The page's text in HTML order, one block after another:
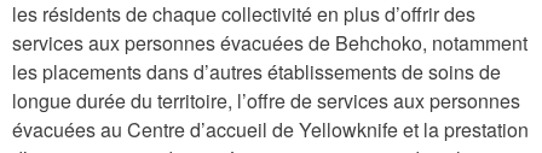
les résidents de chaque collectivité en plus d’offrir des
services aux personnes évacuées de Behchoko, notamment
les placements dans d’autres établissements de soins de
longue durée du territoire, l’offre de services aux personnes
évacuées au Centre d’accueil de Yellowknife et la prestation